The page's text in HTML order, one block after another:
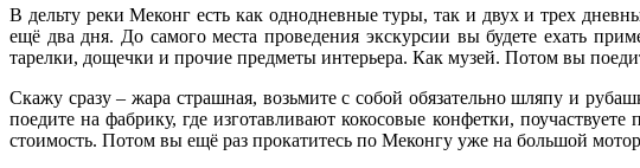
В дельту реки Меконг есть как однодневные туры, так и двух и трех
ещё два дня. До самого места проведения экскурсии вы будете ехать
тарелки, дощечки и прочие предметы интерьера. Как музей. Потом вы
Скажу сразу – жара страшная, возьмите с собой обязательно шляпу и
поедите на фабрику, где изготавливают кокосовые конфетки,
стоимость. Потом вы ещё раз прокатитесь по Меконгу уже на большой